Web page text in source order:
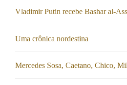
Vladimir Putin recebe Bashar al-
Uma crônica nordestina
Mercedes Sosa, Caetano, Chico,